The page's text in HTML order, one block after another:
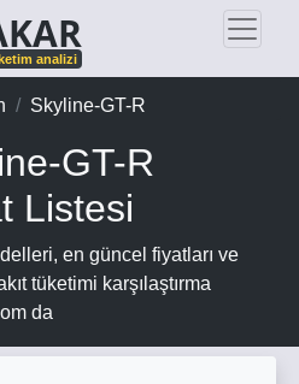
analizi
Skyline-GT-R
GT-R
Listesi
en güncel fiyatları ve
tüketimi karşılaştırma
da